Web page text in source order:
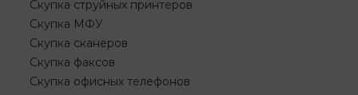
Скупка струйных принтеров
Скупка МФУ
Скупка сканеров
Скупка факсов
Скупка офисных телефонов